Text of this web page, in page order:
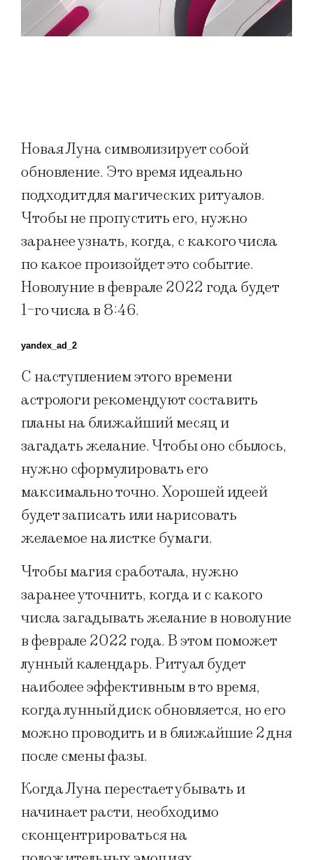
Новая Луна символизирует собой
обновление. Это время идеально
подходит для магических ритуалов.
Чтобы не пропустить его, нужно
заранее узнать, когда, с какого числа
по какое произойдет это событие.
Новолуние в феврале 2022 года будет
1-го числа в 8:46.
yandex_ad_2
С наступлением этого времени
астрологи рекомендуют составить
планы на ближайший месяц и
загадать желание. Чтобы оно сбылось,
нужно сформулировать его
максимально точно. Хорошей идеей
будет записать или нарисовать
желаемое на листке бумаги.
Чтобы магия сработала, нужно
заранее уточнить, когда и с какого
числа загадывать желание в новолуние
в феврале 2022 года. В этом поможет
лунный календарь. Ритуал будет
наиболее эффективным в то время,
когда лунный диск обновляется, но его
можно проводить и в ближайшие 2 дня
после смены фазы.
Когда Луна перестает убывать и
начинает расти, необходимо
сконцентрироваться на